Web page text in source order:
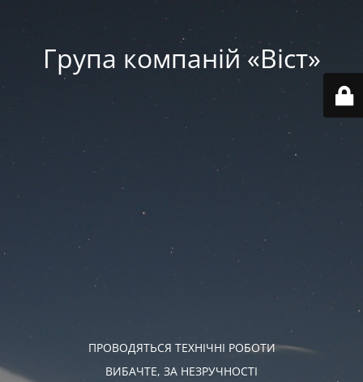
Група компаній «‎Віст»‎
ПРОВОДЯТЬСЯ ТЕХНІЧНІ РОБОТИ
ВИБАЧТЕ, ЗА НЕЗРУЧНОСТІ